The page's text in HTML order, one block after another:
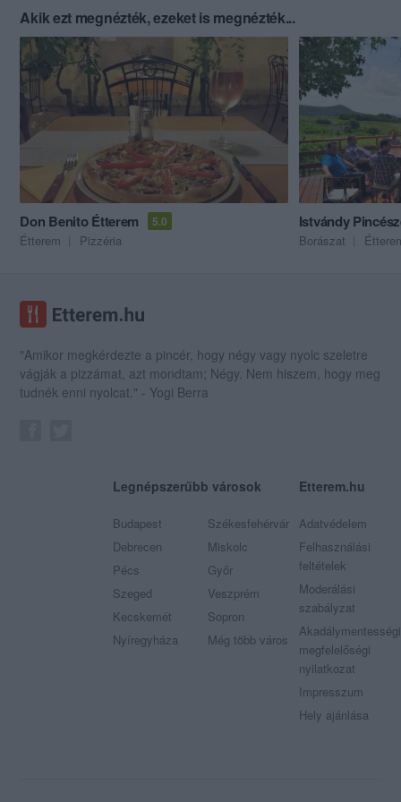
Akik ezt megnézték, ezeket is megnézték...
Don Benito Étterem 5.0
Étterem Pizzéria
Istvándy
Borászat
"Amikor megkérdezte a pincér, hogy négy vagy nyolc szeletre
vágják a pizzámat, azt mondtam; Négy. Nem hiszem, hogy meg
tudnék enni nyolcat." - Yogi Berra
Legnépszerűbb városok
Budapest
Debrecen
Pécs
Szeged
Kecskemét
Nyíregyháza
Székesfehérvár
Miskolc
Győr
Veszprém
Sopron
Még több város
Etterem.hu
Adatvédelem
Felhasználási
feltételek
Moderálási
szabályzat
Akadálymentességi
megfelelőségi
nyilatkozat
Impresszum
Hely ajánlása